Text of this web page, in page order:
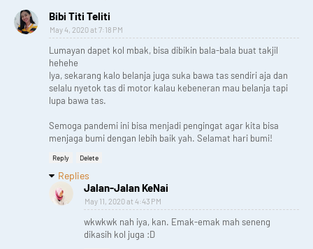
Bibi Titi Teliti
May 4, 2020 at 7:18 PM
Lumayan dapet kol mbak, bisa dibikin bala-bala buat takjil
hehehe
Iya, sekarang kalo belanja juga suka bawa tas sendiri aja dan
selalu nyetok tas di motor kalau kebeneran mau belanja tapi
lupa bawa tas.
Semoga pandemi ini bisa menjadi pengingat agar kita bisa
menjaga bumi dengan lebih baik yah. Selamat hari bumi!
Reply Delete
Replies
Jalan-Jalan KeNai
May 11, 2020 at 4:43 PM
wkwkwk nah iya, kan. Emak-emak mah seneng
dikasih kol juga :D